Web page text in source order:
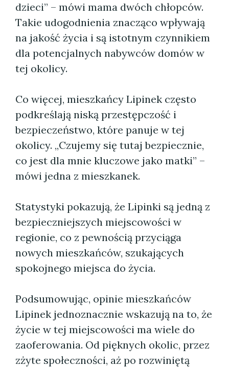
dzieci” – mówi mama dwóch chłopców.
Takie udogodnienia znacząco wpływają
na jakość życia i są istotnym czynnikiem
dla potencjalnych nabywców domów w
tej okolicy.
Co więcej, mieszkańcy Lipinek często
podkreślają niską przestępczość i
bezpieczeństwo, które panuje w tej
okolicy. „Czujemy się tutaj bezpiecznie,
co jest dla mnie kluczowe jako matki” –
mówi jedna z mieszkanek.
Statystyki pokazują, że Lipinki są jedną z
bezpieczniejszych miejscowości w
regionie, co z pewnością przyciąga
nowych mieszkańców, szukających
spokojnego miejsca do życia.
Podsumowując, opinie mieszkańców
Lipinek jednoznacznie wskazują na to, że
życie w tej miejscowości ma wiele do
zaoferowania. Od pięknych okolic, przez
zżyte społeczności, aż po rozwiniętą